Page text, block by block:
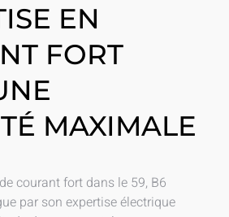
EN
FORT
MAXIMALE
courant fort dans le 59, B6
par son expertise électrique